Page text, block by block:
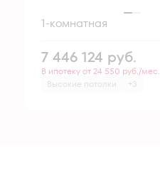
1-комнатная
7 446 124 руб.
В ипотеку от 24 550 руб./мес.
Высокие потолки
+3